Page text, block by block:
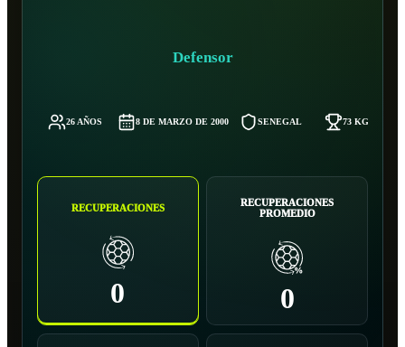
Defensor
26 AÑOS 8 DE MARZO DE 2000 SENEGAL 73 KG
RECUPERACIONES
0
RECUPERACIONES
PROMEDIO
0